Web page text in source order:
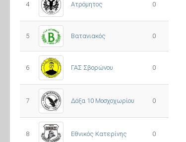
4 Ατρόμητος 0
5 Βατανιακός 0
6 ΓΑΣ Σβορώνου 0
7 Δόξα 10 Μοσχοχωρίου 0
8 Εθνικός Κατερίνης 0